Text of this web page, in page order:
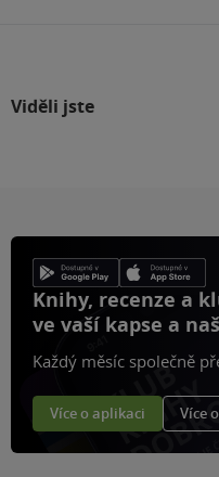
Viděli jste
Knihy, recenze a
ve vaší kapse a
Každý měsíc společně
Více o aplikaci Více